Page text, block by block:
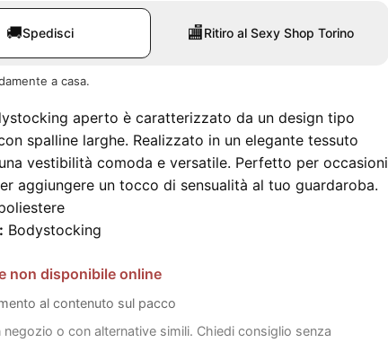
🚚Spedisci 🏬Ritiro al Sexy Shop Torino
a casa.
aperto è caratterizzato da un design tipo
spalline larghe. Realizzato in un elegante tessuto
vestibilità comoda e versatile. Perfetto per occasioni
aggiungere un tocco di sensualità al tuo guardaroba.
Bodystocking
non disponibile online
al contenuto sul pacco
negozio o con alternative simili. Chiedi consiglio senza